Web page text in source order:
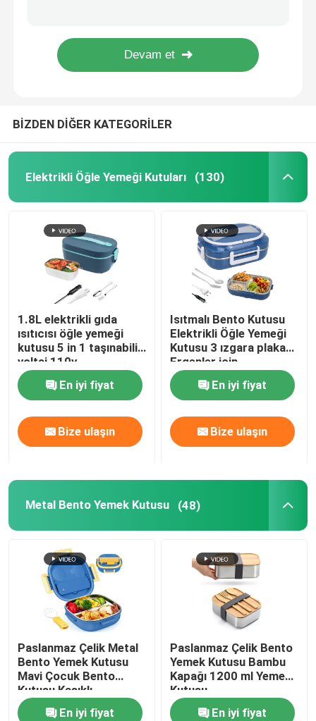
Metal Bento Yemek Kutusu
Elektrikli fırın kutusu
Elektrikli Güveç Ocak
Metal Gıda Saklama Kapları
Taşınabilir Elektrikli Mikser
Paslanmaz çelik elektrikli kazan
Elektrikli ısıtmalı öğle yemeği kutusu
Elektrikli yemek ısıtıcısı öğle yemeği kutusu
Taşınabilir yemek ısıtıcısı
Paslanmaz Çelik Çatal Bıçak Takımı
Özel yalıtımlı öğle yemeği torbaları
Taşınabilir Su Bardağı
BİZDEN DİĞER KATEGORİLER
Elektrikli Öğle Yemeği Kutuları (130)
1.8L elektrikli gıda
ısıtıcısı öğle yemeği
kutusu 5 in 1 taşınabilir
voltaj 110v
En iyi fiyat
Bize ulaşın
Isıtmalı Bento Kutusu
Elektrikli Öğle Yemeği
Kutusu 3 ızgara plaka
Ergenler için
çıkarılabilir konteyner
Koyu MaviEn iyi fiyat
Bize ulaşın
Metal Bento Yemek Kutusu (48)
Paslanmaz Çelik Metal
Bento Yemek Kutusu
Mavi Çocuk Bento
Kutusu Kaşıklı
En iyi fiyat
Paslanmaz Çelik Bento
Yemek Kutusu Bambu
Kapağı 1200 ml Yemek
Kutusu
En iyi fiyat